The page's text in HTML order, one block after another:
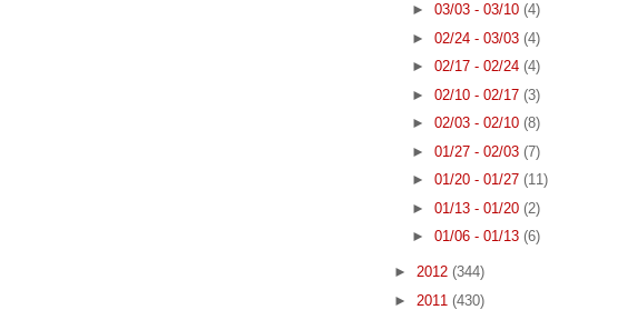
► 03/03 - 03/10 (4)
► 02/24 - 03/03 (4)
► 02/17 - 02/24 (4)
► 02/10 - 02/17 (3)
► 02/03 - 02/10 (8)
► 01/27 - 02/03 (7)
► 01/20 - 01/27 (11)
► 01/13 - 01/20 (2)
► 01/06 - 01/13 (6)
► 2012 (344)
► 2011 (430)